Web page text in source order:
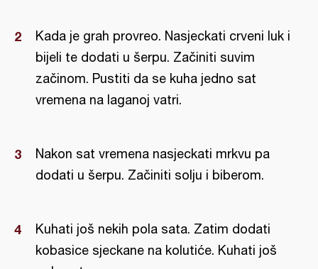
Kada je grah provreo. Nasjeckati crveni luk i
bijeli te dodati u šerpu. Začiniti suvim
začinom. Pustiti da se kuha jedno sat
vremena na laganoj vatri.
Nakon sat vremena nasjeckati mrkvu pa
dodati u šerpu. Začiniti solju i biberom.
Kuhati još nekih pola sata. Zatim dodati
kobasice sjeckane na kolutiće. Kuhati još